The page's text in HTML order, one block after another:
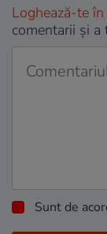
Loghează-te
comentarii și
Sunt de